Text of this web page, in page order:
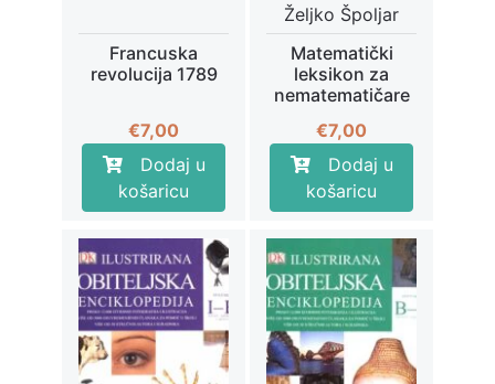
Francuska
revolucija 1789
€7,00
Dodaj u
košaricu
Željko Špoljar
Matematički
leksikon za
nematematičare
€7,00
Dodaj u
košaricu